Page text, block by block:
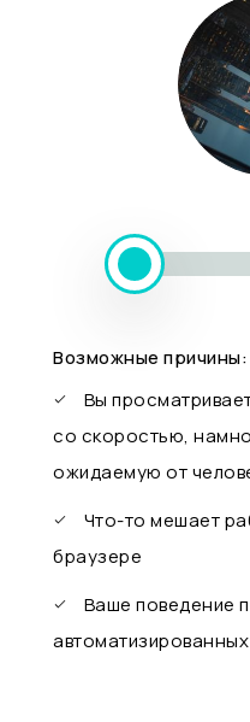
Возможные причины:
Вы
со скоростью,
ожидаемую от
Что-то мешает
браузере
Ваше поведение